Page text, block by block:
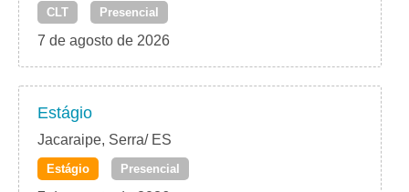
CLT Presencial
7 de agosto de 2026
Estágio
Jacaraipe, Serra/ ES
Estágio Presencial